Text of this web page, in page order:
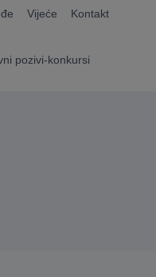
Vijeće Kontakt
pozivi-konkursi